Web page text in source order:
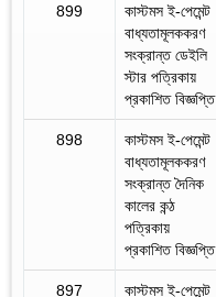
899
কাস্টমস ই-পেমেন্ট
বাধ্যতামূলককরণ
সংক্রান্ত ডেইলি
স্টার পত্রিকায়
প্রকাশিত বিজ্ঞপ্তি
898
কাস্টমস ই-পেমেন্ট
বাধ্যতামূলককরণ
সংক্রান্ত দৈনিক
কালের কন্ঠ
পত্রিকায়
প্রকাশিত বিজ্ঞপ্তি
897
কাস্টমস ই-পেমেন্ট